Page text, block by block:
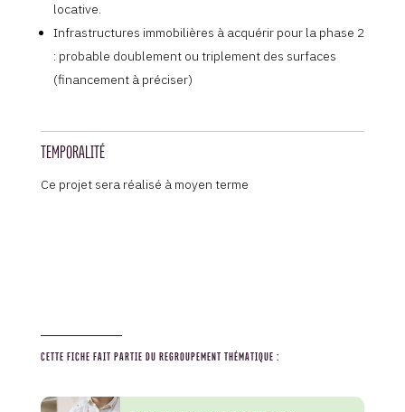
locative.
Infrastructures immobilières à acquérir pour la phase 2
: probable doublement ou triplement des surfaces
(financement à préciser)
TEMPORALITÉ
Ce projet sera réalisé à moyen terme
CETTE FICHE FAIT PARTIE DU REGROUPEMENT THÉMATIQUE :